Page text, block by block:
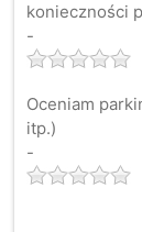
konieczności
-
Oceniam
itp.)
-